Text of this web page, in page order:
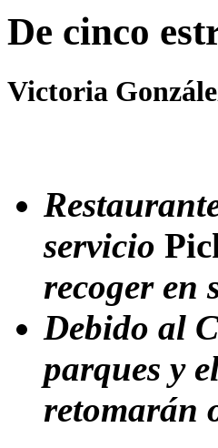
De cinco
Victoria
servicio
recoger en
Debido al
parques y
retomarán